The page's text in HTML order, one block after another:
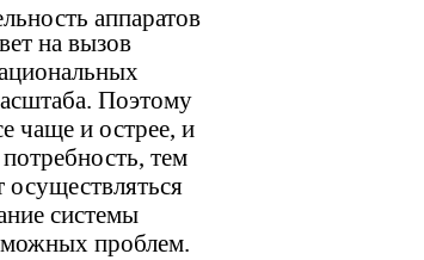
аппаратов
на вызов
Поэтому
чаще и острее, и
тем
осуществляться
системы
проблем.